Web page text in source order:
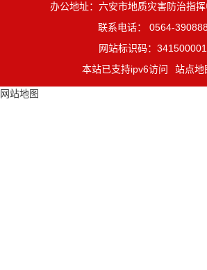
办公地址：六安市地质灾害防治指
联系电话： 0564-
网站标识码：
本站已支持ipv6访问
站点地
网站地图